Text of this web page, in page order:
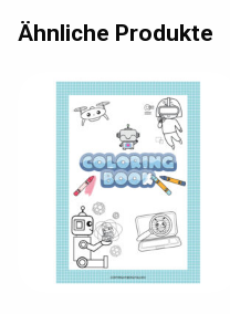
Ähnliche Produkte